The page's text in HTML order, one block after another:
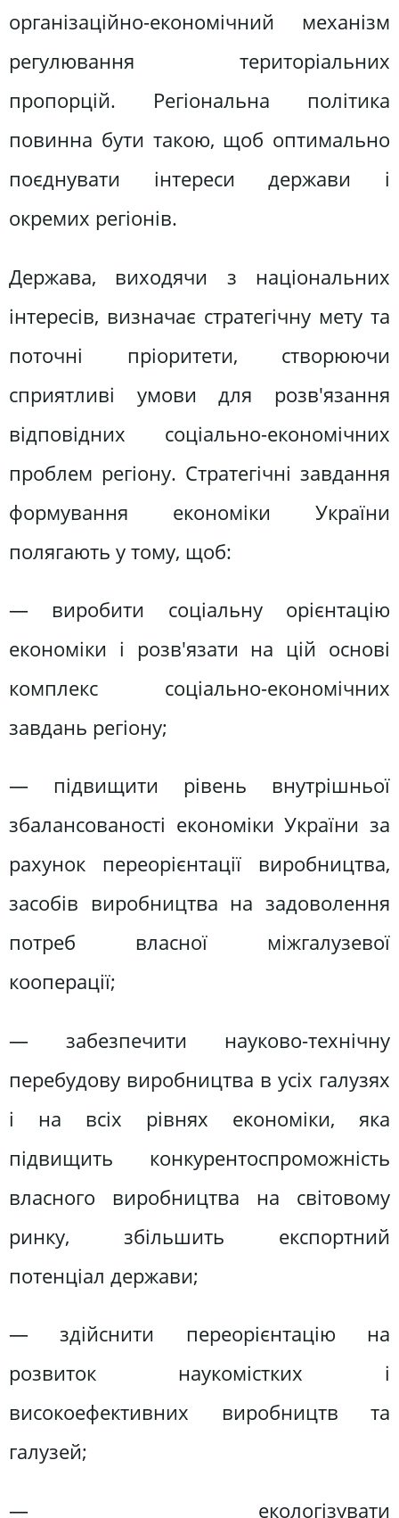
організаційно-економічний механізм
регулювання територіальних
пропорцій. Регіональна політика
повинна бути такою, щоб оптимально
поєднувати інтереси держави і
окремих регіонів.
Держава, виходячи з національних
інтересів, визначає стратегічну мету та
поточні пріоритети, створюючи
сприятливі умови для розв'язання
відповідних соціально-економічних
проблем регіону. Стратегічні завдання
формування економіки України
полягають у тому, щоб:
— виробити соціальну орієнтацію
економіки і розв'язати на цій основі
комплекс соціально-економічних
завдань регіону;
— підвищити рівень внутрішньої
збалансованості економіки України за
рахунок переорієнтації виробництва,
засобів виробництва на задоволення
потреб власної міжгалузевої
кооперації;
— забезпечити науково-технічну
перебудову виробництва в усіх галузях
і на всіх рівнях економіки, яка
підвищить конкурентоспроможність
власного виробництва на світовому
ринку, збільшить експортний
потенціал держави;
— здійснити переорієнтацію на
розвиток наукомістких і
високоефективних виробництв та
галузей;
— екологізувати